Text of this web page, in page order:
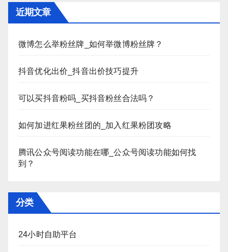
近期文章
微博怎么举粉丝牌_如何举微博粉丝牌？
抖音优化出价_抖音出价技巧提升
可以买抖音粉吗_买抖音粉丝合法吗？
如何加进红果粉丝团的_加入红果粉团攻略
腾讯公众号阅读功能在哪_公众号阅读功能如何找
到？
分类
24小时自助平台